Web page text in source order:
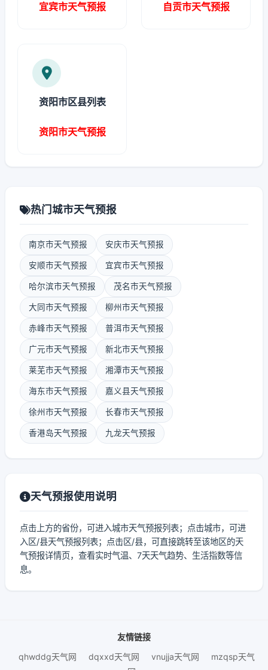
宜宾市天气预报 自贡市天气预报
资阳市区县列表
资阳市天气预报
热门城市天气预报
南京市天气预报 安庆市天气预报
安顺市天气预报 宜宾市天气预报
哈尔滨市天气预报 茂名市天气预报
大同市天气预报 柳州市天气预报
赤峰市天气预报 普洱市天气预报
广元市天气预报 新北市天气预报
莱芜市天气预报 湘潭市天气预报
海东市天气预报 嘉义县天气预报
徐州市天气预报 长春市天气预报
香港岛天气预报 九龙天气预报
天气预报使用说明
点击上方的省份，可进入城市天气预报列表；点击城市，可进
入区/县天气预报列表；点击区/县，可直接跳转至该地区的天
气预报详情页，查看实时气温、7天天气趋势、生活指数等信
息。
友情链接
qhwddg天气网
dqxxd天气网 vnujja天气网
mzqsp天气